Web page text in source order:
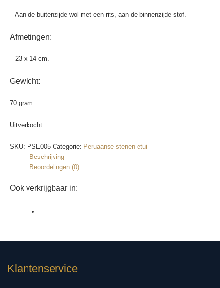
– Aan de buitenzijde wol met een rits, aan de binnenzijde stof.
Afmetingen:
– 23 x 14 cm.
Gewicht:
70 gram
Uitverkocht
SKU: PSE005 Categorie: Peruaanse stenen etui
Beschrijving
Beoordelingen (0)
Ook verkrijgbaar in:
Klantenservice